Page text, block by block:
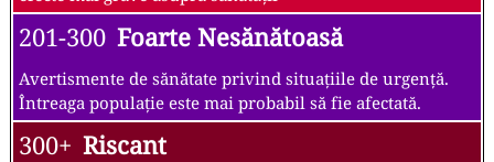
201-300 Foarte Nesănătoasă
Avertismente de sănătate privind situațiile de urgență.
Întreaga populație este mai probabil să fie afectată.
300+ Riscant